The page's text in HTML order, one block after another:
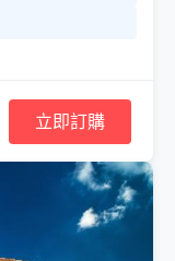
立即訂購